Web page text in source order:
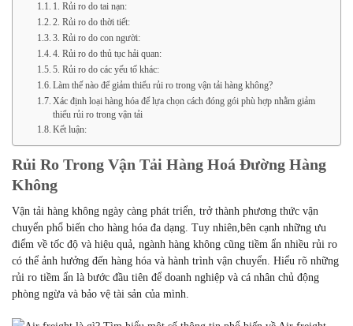
1. Rủi ro do tai nạn:
2. Rủi ro do thời tiết:
3. Rủi ro do con người:
4. Rủi ro do thủ tục hải quan:
5. Rủi ro do các yếu tố khác:
Làm thế nào để giảm thiểu rủi ro trong vận tải hàng không?
Xác định loại hàng hóa để lựa chọn cách đóng gói phù hợp nhằm giảm
thiểu rủi ro trong vận tải
Kết luận:
Rủi Ro Trong Vận Tải Hàng Hoá Đường Hàng
Không
Vận tải hàng không ngày càng phát triển, trở thành phương thức vận
chuyển phổ biến cho hàng hóa đa dạng. Tuy nhiên,bên cạnh những ưu
điểm về tốc độ và hiệu quả, ngành hàng không cũng tiềm ẩn nhiều rủi ro
có thể ảnh hưởng đến hàng hóa và hành trình vận chuyển. Hiểu rõ những
rủi ro tiềm ẩn là bước đầu tiên để doanh nghiệp và cá nhân chủ động
phòng ngừa và bảo vệ tài sản của mình.